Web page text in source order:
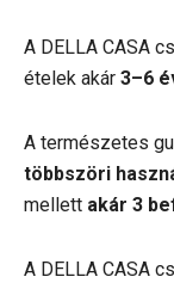
A DELLA CASA
ételek akár 3–6
A természetes
többszöri
mellett akár 3
A DELLA CASA